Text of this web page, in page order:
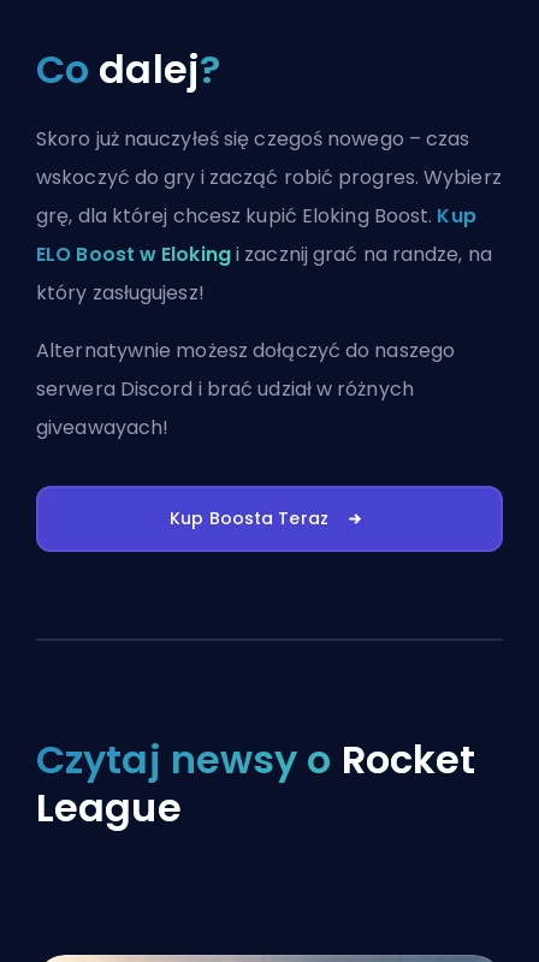
Co dalej?
Skoro już nauczyłeś się czegoś nowego – czas
wskoczyć do gry i zacząć robić progres. Wybierz
grę, dla której chcesz kupić Eloking Boost. Kup
ELO Boost w Elokingi zacznij grać na randze, na
który zasługujesz!
Alternatywnie możeszdołączyć do naszego
serwera Discord i brać udział w różnych
giveawayach!
Kup Boosta Teraz
Czytaj newsy o Rocket
League